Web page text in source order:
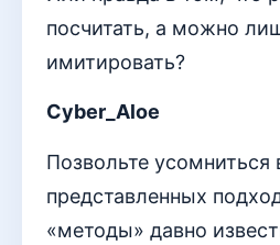
посчитать, а можно
имитировать?
Cyber_Aloe
Позвольте усомниться
представленных
«методы» давно